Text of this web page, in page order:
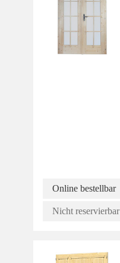
Online bestellbar
Nicht reservierbar